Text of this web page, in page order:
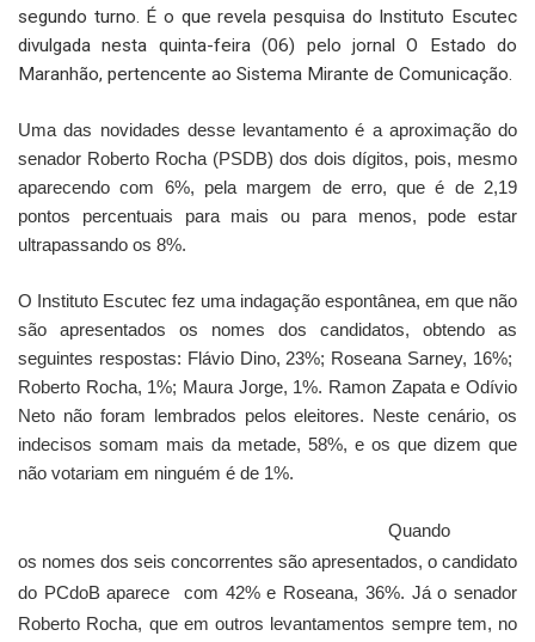
segundo turno. É o que revela pesquisa do Instituto Escutec
divulgada nesta quinta-feira (06) pelo jornal O Estado do
Maranhão, pertencente ao Sistema Mirante de Comunicação.
Uma das novidades desse levantamento é a aproximação do
senador Roberto Rocha (PSDB) dos dois dígitos, pois, mesmo
aparecendo com 6%, pela margem de erro, que é de 2,19
pontos percentuais para mais ou para menos, pode estar
ultrapassando os 8%.
O Instituto Escutec fez uma indagação espontânea, em que não
são apresentados os nomes dos candidatos, obtendo as
seguintes respostas: Flávio Dino, 23%; Roseana Sarney, 16%;
Roberto Rocha, 1%; Maura Jorge, 1%. Ramon Zapata e Odívio
Neto não foram lembrados pelos eleitores. Neste cenário, os
indecisos somam mais da metade, 58%, e os que dizem que
não votariam em ninguém é de 1%.
Quando
os nomes dos seis concorrentes são apresentados, o candidato
do PCdoB aparece com 42% e Roseana, 36%. Já o senador
Roberto Rocha, que em outros levantamentos sempre tem, no